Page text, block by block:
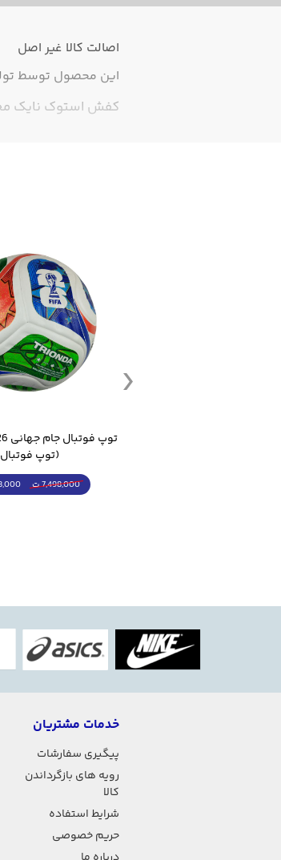
اصالت کالا غیر اصل
این محصول توسط
کفش استوک نایک
(توپ
7,498,000 ت
خدمات مشتریان
پیگیری سفارشات
رویه های بازگرداندن
کالا
شرایط استفاده
حریم خصوصی